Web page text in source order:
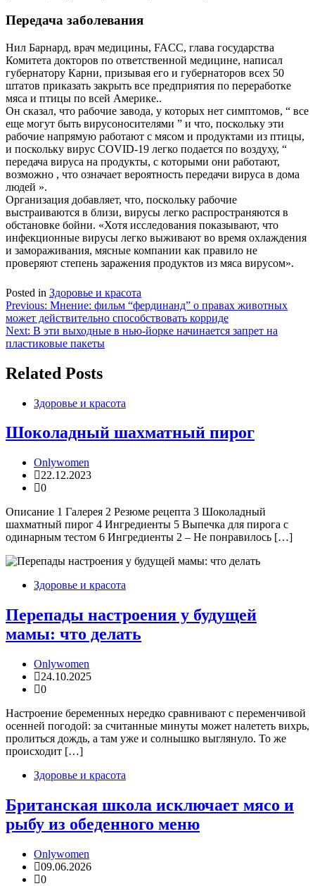
Передача заболевания
Нил Барнард, врач медицины, FACC, глава государства
Комитета докторов по ответственной медицине, написал
губернатору Карни, призывая его и губернаторов всех 50
штатов приказать закрыть все предприятия по переработке
мяса и птицы по всей Америке..
Он сказал, что рабочие завода, у которых нет симптомов, “ все
еще могут быть вирусоносителями ” и что, поскольку эти
рабочие напрямую работают с мясом и продуктами из птицы,
и поскольку вирус COVID-19 легко подается по воздуху, “
передача вируса на продукты, с которыми они работают,
возможно , что означает вероятность передачи вируса в дома
людей ».
Организация добавляет, что, поскольку рабочие
выстраиваются в близи, вирусы легко распространяются в
обстановке бойни. «Хотя исследования показывают, что
инфекционные вирусы легко выживают во время охлаждения
и замораживания, мясные компании как правило не
проверяют степень заражения продуктов из мяса вирусом».
Posted in Здоровье и красота
Навигация
по
записям
Previous: Мнение: фильм “фердинанд” о правах животных
может действительно способствовать корриде
Next: В эти выходные в нью-йорке начинается запрет на
пластиковые пакеты
Related Posts
Здоровье и красота
Шоколадный шахматный пирог
Onlywomen
22.12.2023
0
Описание 1 Галерея 2 Резюме рецепта 3 Шоколадный
шахматный пирог 4 Ингредиенты 5 Выпечка для пирога с
одинарным тестом 6 Ингредиенты 2 – Не понравилось […]
Здоровье и красота
Перепады настроения у будущей
мамы: что делать
Onlywomen
24.10.2025
0
Настроение беременных нередко сравнивают с переменчивой
осенней погодой: за считанные минуты может налететь вихрь,
пролиться дождь, а там уже и солнышко выглянуло. То же
происходит […]
Здоровье и красота
Британская школа исключает мясо и
рыбу из обеденного меню
Onlywomen
09.06.2026
0